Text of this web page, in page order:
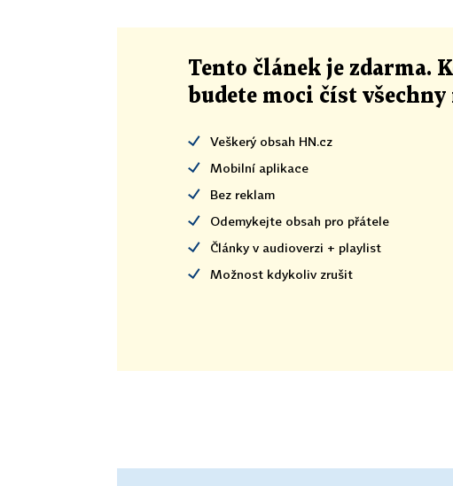
Tento článek je zdarma.
budete moci číst všechny
Veškerý obsah HN.cz
Mobilní aplikace
Bez reklam
Odemykejte obsah pro přátele
Články v audioverzi + playlist
Možnost kdykoliv zrušit